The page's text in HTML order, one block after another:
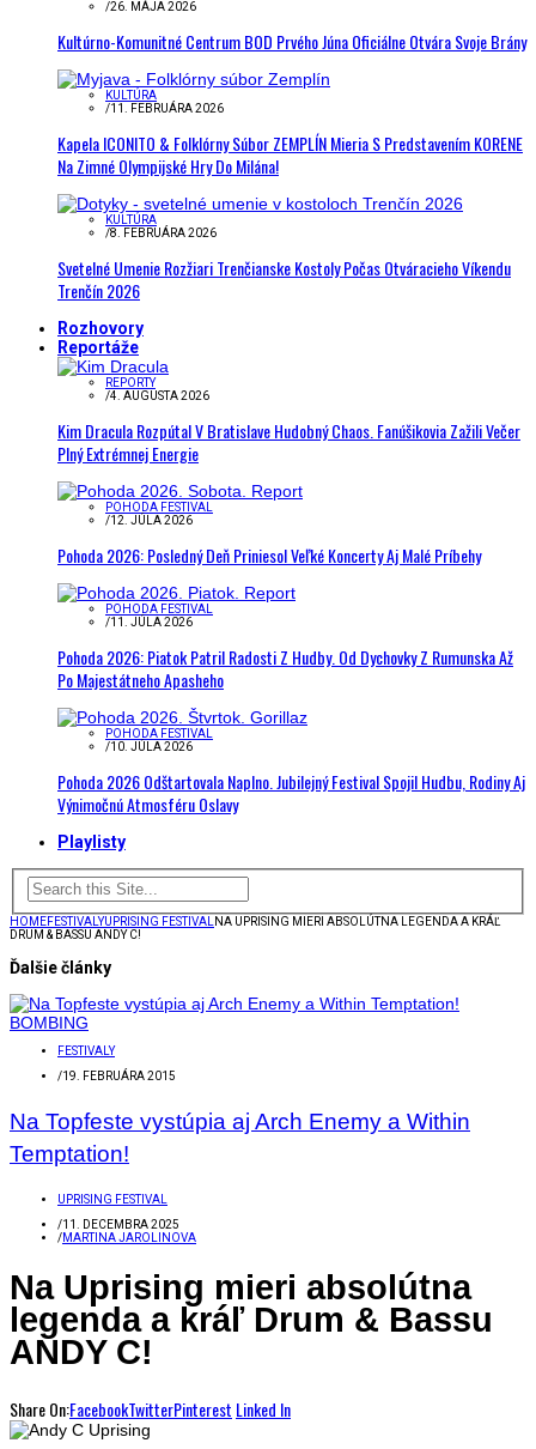
/26. MÁJA 2026
Kultúrno-Komunitné Centrum BOD Prvého Júna Oficiálne Otvára Svoje Brány
KULTÚRA
/11. FEBRUÁRA 2026
Kapela ICONITO & Folklórny Súbor ZEMPLÍN Mieria S Predstavením KORENE
Na Zimné Olympijské Hry Do Milána!
KULTÚRA
/8. FEBRUÁRA 2026
Svetelné Umenie Rozžiari Trenčianske Kostoly Počas Otváracieho Víkendu
Trenčín 2026
Rozhovory
Reportáže
REPORTY
/4. AUGUSTA 2026
Kim Dracula Rozpútal V Bratislave Hudobný Chaos. Fanúšikovia Zažili Večer
Plný Extrémnej Energie
POHODA FESTIVAL
/12. JÚLA 2026
Pohoda 2026: Posledný Deň Priniesol Veľké Koncerty Aj Malé Príbehy
POHODA FESTIVAL
/11. JÚLA 2026
Pohoda 2026: Piatok Patril Radosti Z Hudby. Od Dychovky Z Rumunska Až
Po Majestátneho Apasheho
POHODA FESTIVAL
/10. JÚLA 2026
Pohoda 2026 Odštartovala Naplno. Jubilejný Festival Spojil Hudbu, Rodiny Aj
Výnimočnú Atmosféru Oslavy
Playlisty
HOMEFESTIVALYUPRISING FESTIVAL
NA UPRISING MIERI ABSOLÚTNA LEGENDA A KRÁĽ
DRUM & BASSU ANDY C!
Ďalšie články
FESTIVALY
/19. FEBRUÁRA 2015
Na Topfeste vystúpia aj Arch Enemy a Within
Temptation!
UPRISING FESTIVAL
/11. DECEMBRA 2025
/MARTINA JAROLINOVA
Na Uprising mieri absolútna
legenda a kráľ Drum & Bassu
ANDY C!
Share On:FacebookTwitterPinterest Linked In